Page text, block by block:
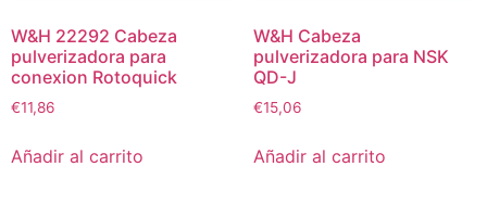
W&H 22292 Cabeza
pulverizadora para
conexion Rotoquick
€11,86
Añadir al carrito
W&H Cabeza
pulverizadora para NSK
QD-J
€15,06
Añadir al carrito